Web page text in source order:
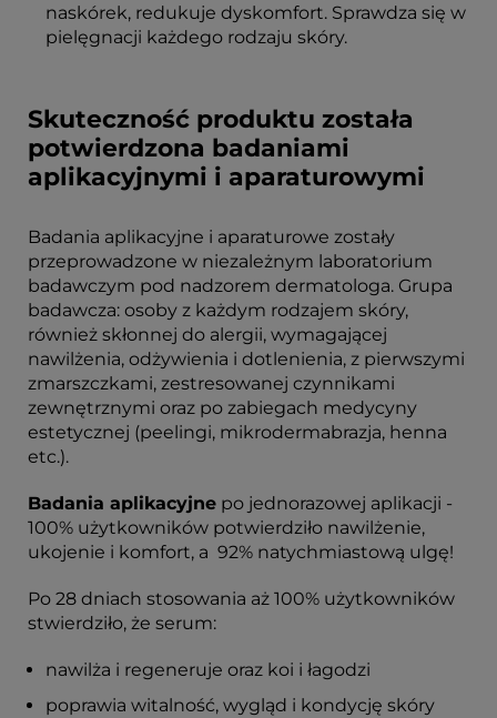
naskórek, redukuje dyskomfort. Sprawdza się w
pielęgnacji każdego rodzaju skóry.
Skuteczność produktu została
potwierdzona badaniami
aplikacyjnymi i aparaturowymi
Badania aplikacyjne i aparaturowe zostały
przeprowadzone w niezależnym laboratorium
badawczym pod nadzorem dermatologa. Grupa
badawcza: osoby z każdym rodzajem skóry,
również skłonnej do alergii, wymagającej
nawilżenia, odżywienia i dotlenienia, z pierwszymi
zmarszczkami, zestresowanej czynnikami
zewnętrznymi oraz po zabiegach medycyny
estetycznej (peelingi, mikrodermabrazja, henna
etc.).
Badania aplikacyjne po jednorazowej aplikacji -
100% użytkowników potwierdziło nawilżenie,
ukojenie i komfort, a 92% natychmiastową ulgę!
Po 28 dniach stosowania aż 100% użytkowników
stwierdziło, że serum:
nawilża i regeneruje oraz koi i łagodzi
poprawia witalność, wygląd i kondycję skóry